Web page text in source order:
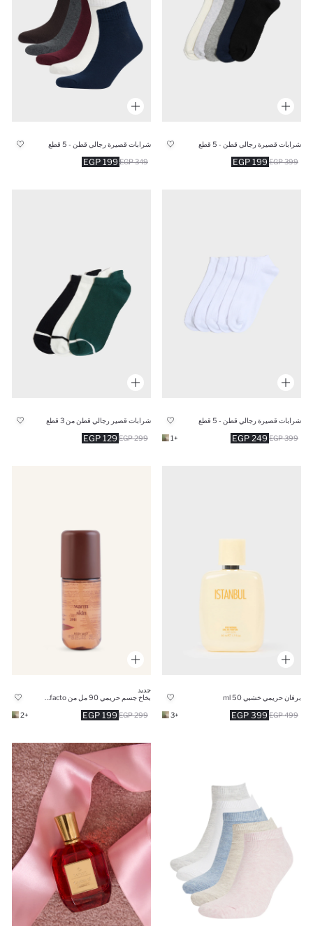
شرابات قصيرة رجالي قطن - 5 قطع
199 EGP 399 EGP
شرابات قصيرة رجالي قطن - 5 قطع
199 EGP 349 EGP
شرابات قصيرة رجالي قطن - 5 قطع
249 EGP 399 EGP
+1
شرابات قصير رجالي قطن من 3 قطع
129 EGP 299 EGP
برفان حريمي خشبي 50 ml
399 EGP 499 EGP
+3
جديد
199 EGP 299 EGP
+2